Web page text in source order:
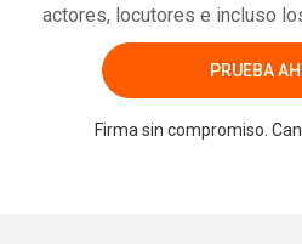
actores, locutores e incluso
PRUEBA
Firma sin compromiso.